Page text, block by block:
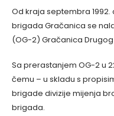
Od kraja septembra 1992.
brigada Gračanica se
(OG-2) Gračanica Drugog
Sa prerastanjem OG-2 u
čemu – u skladu s
brigade divizije mijenja
brigada.